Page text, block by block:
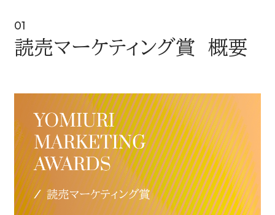
新聞
ターゲットメディア
AWARD
読売新聞の広告賞
読売新聞の広告賞 トップ
CONTACT
お問い合わせ
01
読売マーケティング賞 概要